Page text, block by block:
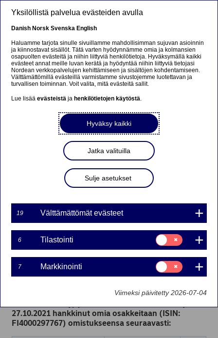
Ursäkta...
Den här sidan finns tyvärr inte på svenska.
Stanna kvar på sidan|Gå till en relaterad sida på
Nordea Bank Oyj: Omien
osakkeiden takaisinosto
27.10.2021
27-10-2021 22:30
Nordea Bank Oyj
Pörssitiedote – Muutokset omien osakkeiden
omistuksessa
27.10.2021 hankkinut omia osakkeitaan (ISIN:
FI4000297767) omistukseensa seuraavasti:
Yksilöllistä palvelua evästeiden avulla
Danish Norsk Svenska English
Haluamme tarjota sinulle sivuillamme mahdollisimman sujuvan asioinnin
ja kiinnostavat sisällöt. Tätä varten hyödynnämme omia ja kolmansien
osapuolten evästeitä ja niihin liittyviä henkilötietoja. Hyväksymällä kaikki
evästeet annat meille luvan kerätä ja hyödyntää niihin liittyviä tietojasi
Nordean verkkopalvelujen kehittämiseen ja sisältöjen kohdentamiseen.
Välttämättömillä evästeillä varmistamme sivustojemme luotettavan ja
turvallisen toiminnan. Voit valita, mitä evästeitä sallit.
Lue lisääevästeistä ja henkilötietojen käytöstä.
Hyväksy kaikki
Jatka valituilla
Sulje asetukset
19 Välttämättömät evästeet
6 Tilastointi
Suostumusvalinta:
Tilastointi
7 Markkinointi
Suostumusvalinta:
Markkinointi
Viimeksi päivitetty 2026-07-04